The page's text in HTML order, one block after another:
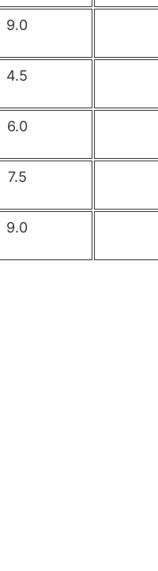
9.0
4.5
6.0
7.5
9.0